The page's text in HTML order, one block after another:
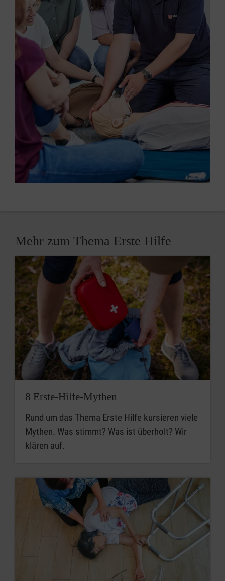
Mehr zum Thema Erste Hilfe
8 Erste-Hilfe-Mythen
Rund um das Thema Erste Hilfe kursieren viele
Mythen. Was stimmt? Was ist überholt? Wir
klären auf.